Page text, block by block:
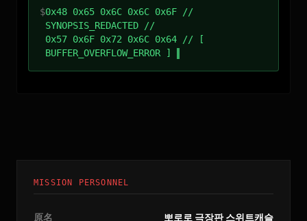
$0x48 0x65 0x6C 0x6C 0x6F //
SYNOPSIS_REDACTED //
0x57 0x6F 0x72 0x6C 0x64 // [
BUFFER_OVERFLOW_ERROR ]
MISSION PERSONNEL
原名
뽀로로 극장판 스위트캐슬